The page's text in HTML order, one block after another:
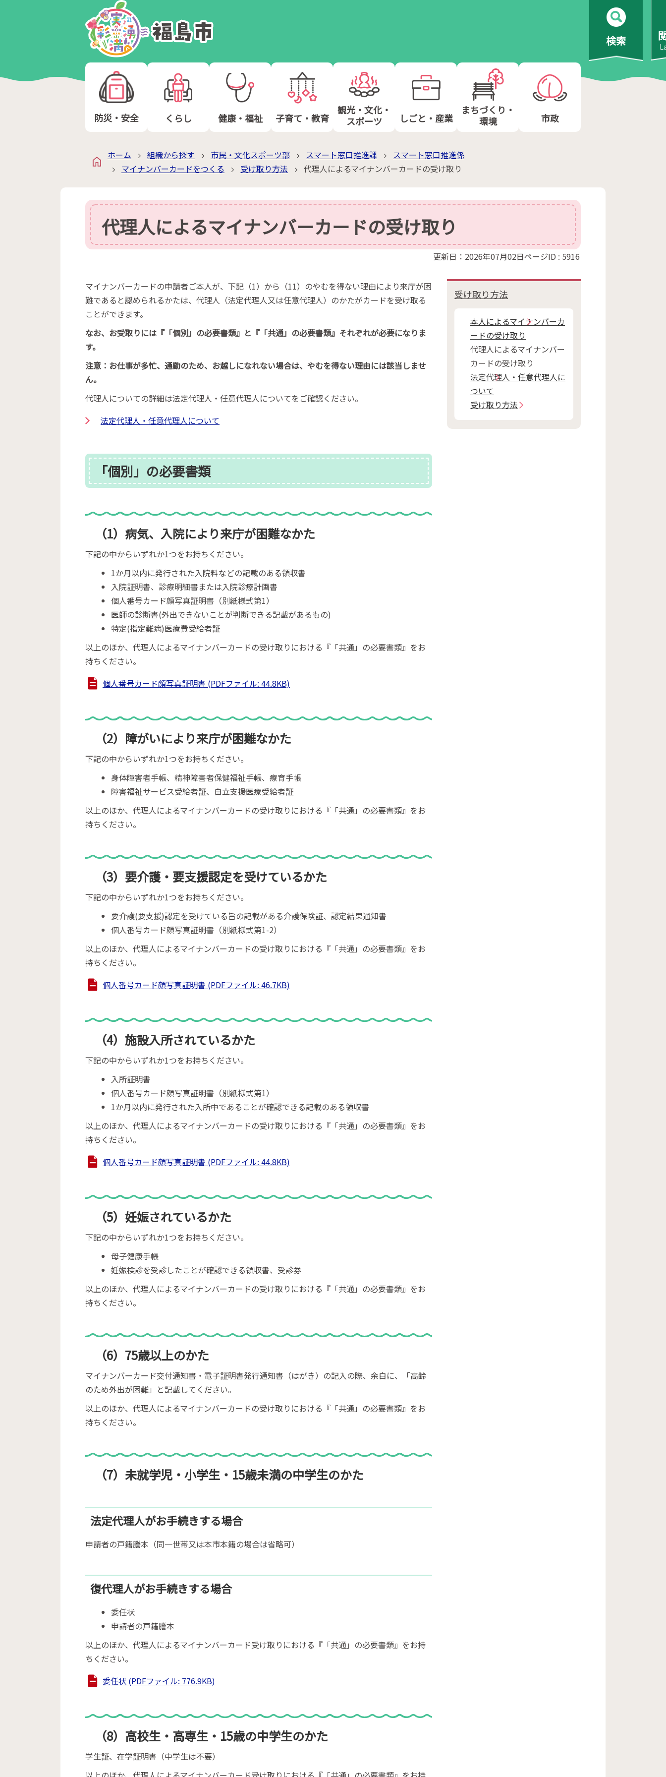
検索
防災・安全 くらし 健康・福祉 子育て・教育
観光・文化・
スポーツ
しごと・産業
まちづくり・
環境
市政
ホーム 組織から探す 市民・文化スポーツ部 スマート窓口推進課
スマート窓口推進係
マイナンバーカードをつくる
受け取り方法 代理人によるマイナンバーカードの受け取り
代理人によるマイナンバーカードの受け取り
更新日：2026年07月02日ページID : 5916
マイナンバーカードの申請者ご本人が、下記（1）から（11）のやむを得ない理由により来庁が困
難であると認められるかたは、代理人（法定代理人又は任意代理人）のかたがカードを受け取る
ことができます。
なお、お受取りには『「個別」の必要書類』と『「共通」の必要書類』それぞれが必要になりま
す。
注意：お仕事が多忙、通勤のため、お越しになれない場合は、やむを得ない理由には該当しませ
ん。
代理人についての詳細は法定代理人・任意代理人についてをご確認ください。​
法定代理人・任意代理人について
「個別」の必要書類
（1）病気、入院により来庁が困難なかた
下記の中からいずれか1つをお持ちください。
1か月以内に発行された入院料などの記載のある領収書
入院証明書、診療明細書または入院診療計画書
個人番号カード顔写真証明書（別紙様式第1）
医師の診断書(外出できないことが判断できる記載があるもの)
特定(指定難病)医療費受給者証
以上のほか、代理人によるマイナンバーカードの受け取りにおける『「共通」の必要書類』をお
持ちください。
個人番号カード顔写真証明書 (PDFファイル: 44.8KB)
（2）障がいにより来庁が困難なかた
下記の中からいずれか1つをお持ちください。
身体障害者手帳、精神障害者保健福祉手帳、療育手帳
障害福祉サービス受給者証、自立支援医療受給者証
以上のほか、代理人によるマイナンバーカードの受け取りにおける『「共通」の必要書類』をお
持ちください。
（3）要介護・要支援認定を受けているかた
下記の中からいずれか1つをお持ちください。
要介護(要支援)認定を受けている旨の記載がある介護保険証、認定結果通知書
個人番号カード顔写真証明書（別紙様式第1-2）
以上のほか、代理人によるマイナンバーカードの受け取りにおける『「共通」の必要書類』をお
持ちください。
個人番号カード顔写真証明書 (PDFファイル: 46.7KB)
（4）施設入所されているかた
下記の中からいずれか1つをお持ちください。
入所証明書
個人番号カード顔写真証明書（別紙様式第1）
1か月以内に発行された入所中であることが確認できる記載のある領収書
以上のほか、代理人によるマイナンバーカードの受け取りにおける『「共通」の必要書類』をお
持ちください。
個人番号カード顔写真証明書 (PDFファイル: 44.8KB)
（5）妊娠されているかた
下記の中からいずれか1つをお持ちください。
母子健康手帳
妊娠検診を受診したことが確認できる領収書、受診券
以上のほか、代理人によるマイナンバーカードの受け取りにおける『「共通」の必要書類』をお
持ちください。
（6）75歳以上のかた
マイナンバーカード交付通知書・電子証明書発行通知書（はがき）の記入の際、余白に、「高齢
のため外出が困難」と記載してください。
以上のほか、代理人によるマイナンバーカードの受け取りにおける『「共通」の必要書類』をお
持ちください。
（7）未就学児・小学生・15歳未満の中学生のかた
法定代理人がお手続きする場合
申請者の戸籍謄本（同一世帯又は本市本籍の場合は省略可）
復代理人がお手続きする場合
委任状
申請者の戸籍謄本
以上のほか、代理人によるマイナンバーカード受け取りにおける『「共通」の必要書類』をお持
ちください。
委任状 (PDFファイル: 776.9KB)
（8）高校生・高専生・15歳の中学生のかた
学生証、在学証明書（中学生は不要）
受け取り方法
本人によるマイナンバーカ
ードの受け取り
代理人によるマイナンバー
カードの受け取り
法定代理人・任意代理人に
ついて
受け取り方法